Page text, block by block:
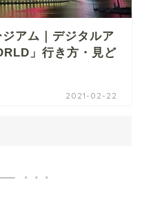
アム｜デジタルア
」行き方・見ど
2021-02-22